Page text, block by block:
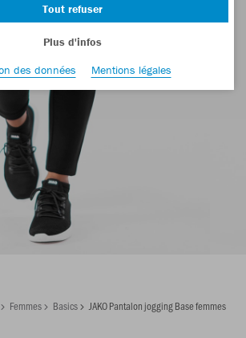
Femmes Basics JAKO Pantalon jogging Base femmes
Tout refuser
Plus d'infos
des données
Mentions légales